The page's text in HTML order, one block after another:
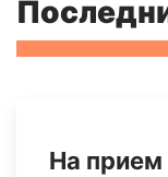
На прием